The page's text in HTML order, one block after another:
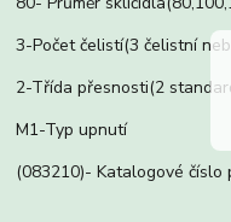
3-Počet čelistí(3 čelistní
2-Třída přesnosti(2
M1-Typ upnutí
(083210)- Katalogové číslo